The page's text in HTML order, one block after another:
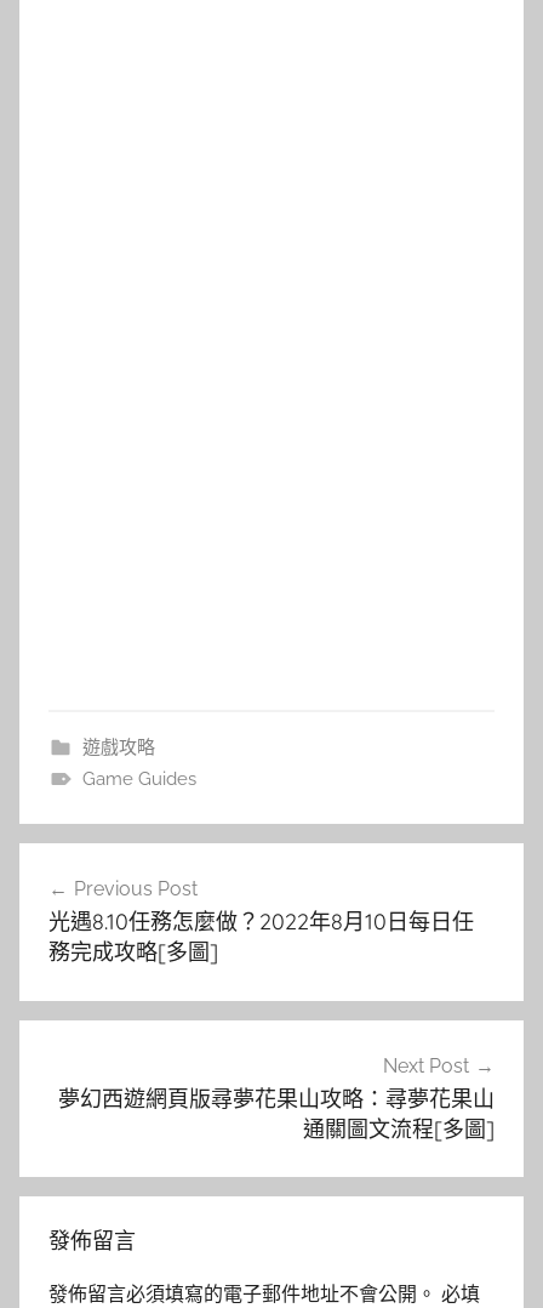
遊戲攻略
Game Guides
導
覽
Previous Post
光遇8.10任務怎麼做？2022年8月10日每日任
務完成攻略[多圖]
Next Post
夢幻西遊網頁版尋夢花果山攻略：尋夢花果山
通關圖文流程[多圖]
發佈留言
發佈留言必須填寫的電子郵件地址不會公開。 必填